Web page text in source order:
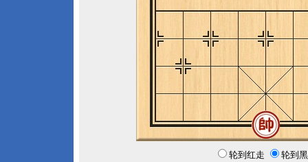
轮到红走 轮到